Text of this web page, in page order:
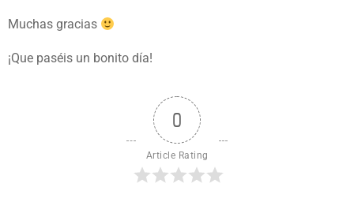
Muchas gracias
¡Que paséis un bonito día!
0
Article Rating